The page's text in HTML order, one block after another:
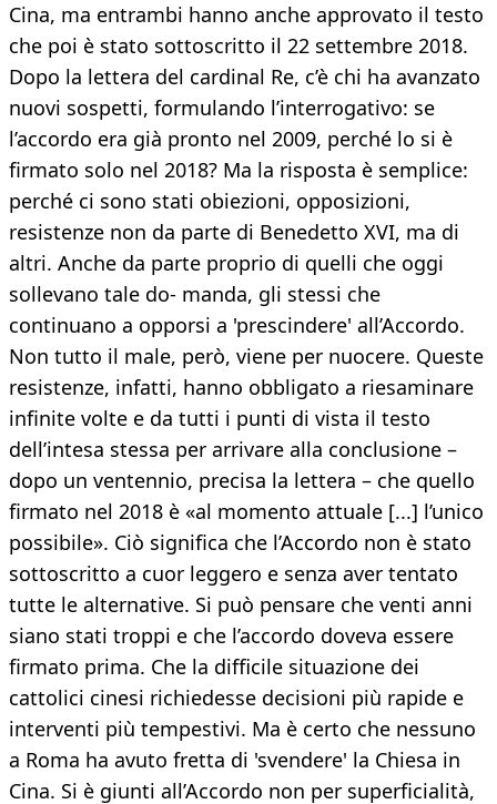
Cina, ma entrambi hanno anche approvato il testo
che poi è stato sottoscritto il 22 settembre 2018.
Dopo la lettera del cardinal Re, c’è chi ha avanzato
nuovi sospetti, formulando l’interrogativo: se
l’accordo era già pronto nel 2009, perché lo si è
firmato solo nel 2018? Ma la risposta è semplice:
perché ci sono stati obiezioni, opposizioni,
resistenze non da parte di Benedetto XVI, ma di
altri. Anche da parte proprio di quelli che oggi
sollevano tale do- manda, gli stessi che
continuano a opporsi a 'prescindere' all’Accordo.
Non tutto il male, però, viene per nuocere. Queste
resistenze, infatti, hanno obbligato a riesaminare
infinite volte e da tutti i punti di vista il testo
dell’intesa stessa per arrivare alla conclusione –
dopo un ventennio, precisa la lettera – che quello
firmato nel 2018 è «al momento attuale [...] l’unico
possibile». Ciò significa che l’Accordo non è stato
sottoscritto a cuor leggero e senza aver tentato
tutte le alternative. Si può pensare che venti anni
siano stati troppi e che l’accordo doveva essere
firmato prima. Che la difficile situazione dei
cattolici cinesi richiedesse decisioni più rapide e
interventi più tempestivi. Ma è certo che nessuno
a Roma ha avuto fretta di 'svendere' la Chiesa in
Cina. Si è giunti all’Accordo non per superficialità,